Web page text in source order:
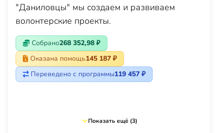
"Даниловцы" мы создаем и развиваем
волонтерские проекты.
Собрано268 352,98 ₽
Оказана помощь145 187 ₽
Переведено с программы119 457 ₽
Показать ещё (3)